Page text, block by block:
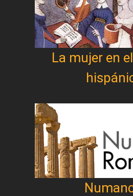
La mujer en